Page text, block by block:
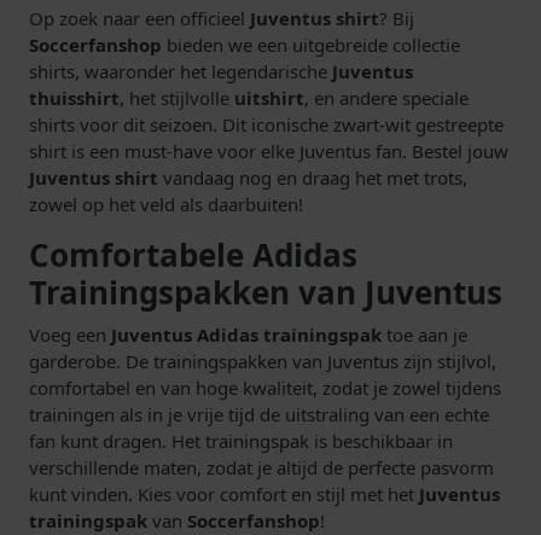
Op zoek naar een officieel Juventus shirt? Bij
Soccerfanshop bieden we een uitgebreide collectie
shirts, waaronder het legendarische Juventus
thuisshirt, het stijlvolle uitshirt, en andere speciale
shirts voor dit seizoen. Dit iconische zwart-wit gestreepte
shirt is een must-have voor elke Juventus fan. Bestel jouw
Juventus shirt vandaag nog en draag het met trots,
zowel op het veld als daarbuiten!
Comfortabele Adidas
Trainingspakken van Juventus
Voeg een Juventus Adidas trainingspak toe aan je
garderobe. De trainingspakken van Juventus zijn stijlvol,
comfortabel en van hoge kwaliteit, zodat je zowel tijdens
trainingen als in je vrije tijd de uitstraling van een echte
fan kunt dragen. Het trainingspak is beschikbaar in
verschillende maten, zodat je altijd de perfecte pasvorm
kunt vinden. Kies voor comfort en stijl met het Juventus
trainingspak van Soccerfanshop!